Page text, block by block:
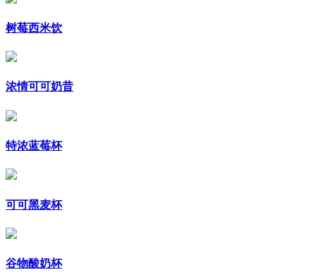
树莓西米饮
浓情可可奶昔
特浓蓝莓杯
可可黑麦杯
谷物酸奶杯